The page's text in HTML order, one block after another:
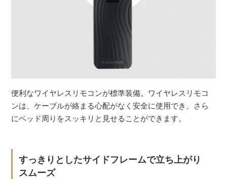
便利なワイヤレスリモコンが標準装備。ワイヤレスリモコ
ンは、ケーブルが絡まる心配がなく安全に使用でき、さら
にベッド周りをスッキリと見せることができます。
すっきりとしたサイドフレームで立ち上がり
スムーズ